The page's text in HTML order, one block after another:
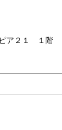
ピア２１ １階